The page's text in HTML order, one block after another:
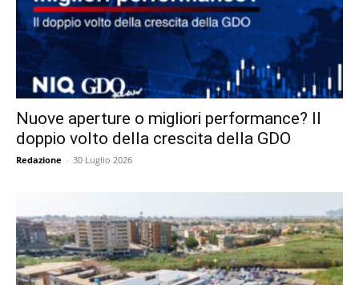
Nuove aperture o migliori performance? Il
doppio volto della crescita della GDO
Redazione - 30 Luglio 2026